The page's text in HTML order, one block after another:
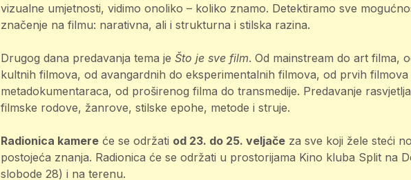
vizualne umjetnosti, vidimo onoliko – koliko znamo. Detektiramo sve
značenje na filmu: narativna, ali i strukturna i stilska razina.
Drugog dana predavanja tema je Što je sve film. Od mainstream do art filma,
kultnih filmova, od avangardnih do eksperimentalnih filmova, od prvih
metadokumentaraca, od proširenog filma do transmedije. Predavanje
filmske rodove, žanrove, stilske epohe, metode i struje.
Radionica kamere će se održati od 23. do 25. veljače za sve koji žele steći
postojeća znanja. Radionica će se održati u prostorijama Kino kluba Split na
slobode 28) i na terenu.